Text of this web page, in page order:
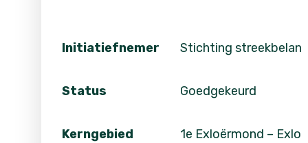
Initiatiefnemer Stichting
Status Goedgekeurd
Kerngebied 1e Exloërmond –